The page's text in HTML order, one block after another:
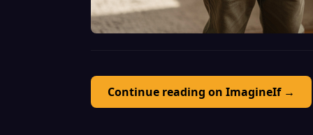
Continue reading on ImagineIf →